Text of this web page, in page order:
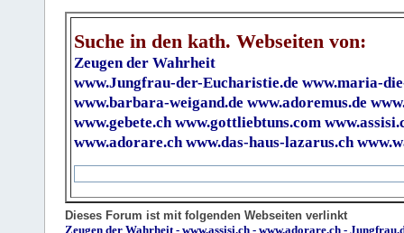
Suche in den kath. Webseiten von:
Zeugen der Wahrheit
www.Jungfrau-der-Eucharistie.de www.maria-
www.barbara-weigand.de www.adoremus.de
www.gebete.ch www.gottliebtuns.com
www.adorare.ch www.das-haus-lazarus.ch
Dieses Forum ist mit folgenden Webseiten verlinkt
Zeugen der Wahrheit - www.assisi.ch - www.adorare.ch -